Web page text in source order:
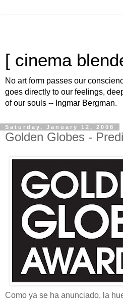
[ cinema
No art form passes our
goes directly to our feelings,
of our souls -- Ingmar Bergman.
Saturday, January 12, 2008
Golden Globes -
Como ya se ha anunciado, la